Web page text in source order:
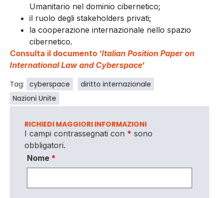
Umanitario nel dominio cibernetico;
il ruolo degli stakeholders privati;
la cooperazione internazionale nello spazio
cibernetico.
Consulta il documento ‘Italian Position Paper on
International Law and Cyberspace’
Tag: cyberspace
diritto internazionale
Nazioni Unite
RICHIEDI MAGGIORI INFORMAZIONI
I campi contrassegnati con * sono
obbligatori.
Nome *